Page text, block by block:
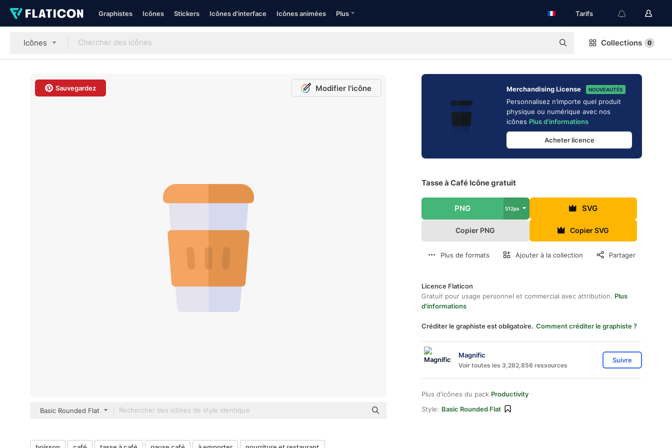
Graphistes Icônes Stickers Icônes d'interface Icônes animées Plus Tarifs
Icônes Collections 0
Sauvegardez Modifier l'icône
Basic Rounded Flat
Merchandising License NOUVEAUTÉS
Personnalisez n’importe quel produit
physique ou numérique avec nos
icônes Plus d'informations
Acheter licence
Tasse à Café Icône gratuit
PNG 512px SVG
Copier PNG Copier SVG
Plus de formats Ajouter à la collection Partager
Licence Flaticon
Gratuit pour usage personnel et commercial avec attribution. Plus
d'informations
Créditer le graphiste est obligatoire. Comment créditer le graphiste ?
Magnific
Voir toutes les 3,282,856 ressources
Suivre
Plus d'icônes du pack Productivity
Style: Basic Rounded Flat